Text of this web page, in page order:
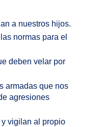
a nuestros hijos.
normas para el
deben velar por
armadas que nos
agresiones
vigilan al propio